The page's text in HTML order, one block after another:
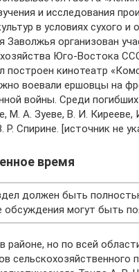
и исследования
в условиях сухого и
Заволжья организован
Юго-Востока
построен кинотеатр
воевали ершовцы на
войны. Среди
М. А. Зуеве, В. И. Кирееве,
Р. Спирине. [источник не
время
должен быть
обсуждения могут быть
районе, но по всей
сельскохозяйственного